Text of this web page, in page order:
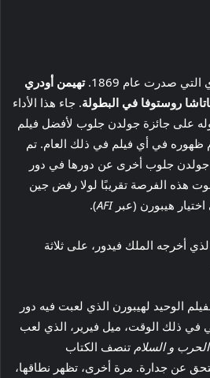
صدرت عام 1869.
تهيمن أودري
روستوفا في البطولة. جاء هذا الأداء
على جائزة جولدن جلوب لأفضل فيلم
في أي فيلم في ذلك العام. تم
جولدن جلوب أخرى عن دورها في دور
هذه الفرصة تقريبًا لولا رفض جين
هيبورن (عبرAFI
).
أخرجه الملك فيدور، على ثلاثة
الوحيد لهيبورن الذي لعبت فيه دور
في ذلك الوقت، ميل فيرير، الذي لعب
الحرب و السلام تنصف الكتاب
عن جدارة. مرة أخرى، تظهر نطاقها،